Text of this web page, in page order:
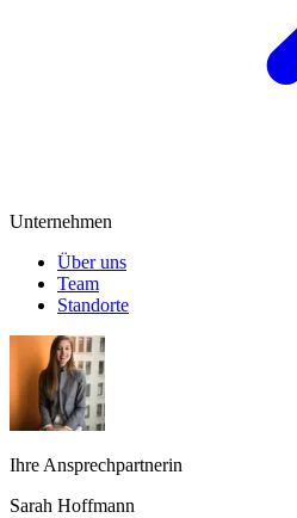
Unternehmen
Über uns
Team
Standorte
Ihre Ansprechpartnerin
Sarah Hoffmann